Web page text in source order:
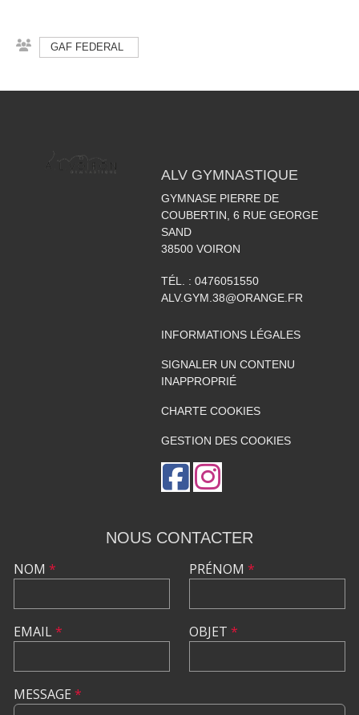
GAF FEDERAL
ALV GYMNASTIQUE
GYMNASE PIERRE DE
COUBERTIN, 6 RUE GEORGE
SAND
38500 VOIRON
TÉL. : 0476051550
ALV.GYM.38@ORANGE.FR
INFORMATIONS LÉGALES
SIGNALER UN CONTENU
INAPPROPRIÉ
CHARTE COOKIES
GESTION DES COOKIES
NOUS CONTACTER
NOM *
EMAIL*
PRÉNOM *
OBJET *
MESSAGE *